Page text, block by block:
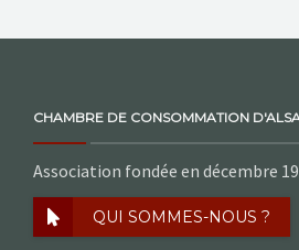
CHAMBRE DE CONSOMMATION
Association fondée en décembre
QUI SOMMES-NOUS ?